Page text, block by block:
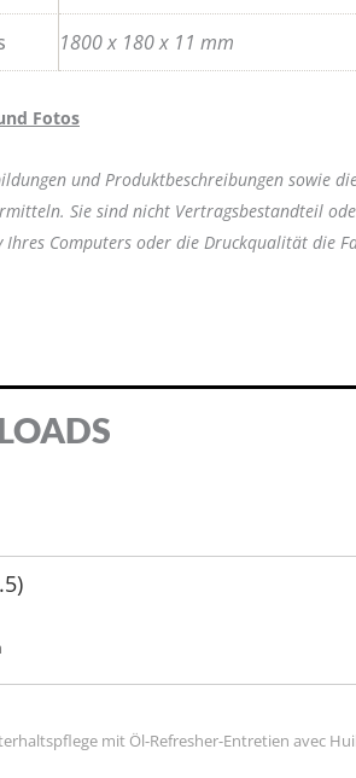
1800 x 180 x 11 mm
Fotos
und Produktbeschreibungen sowie
Sie sind nicht Vertragsbestandteil
Ihres Computers oder die Druckqualität die
mit Öl-Refresher-Entretien avec